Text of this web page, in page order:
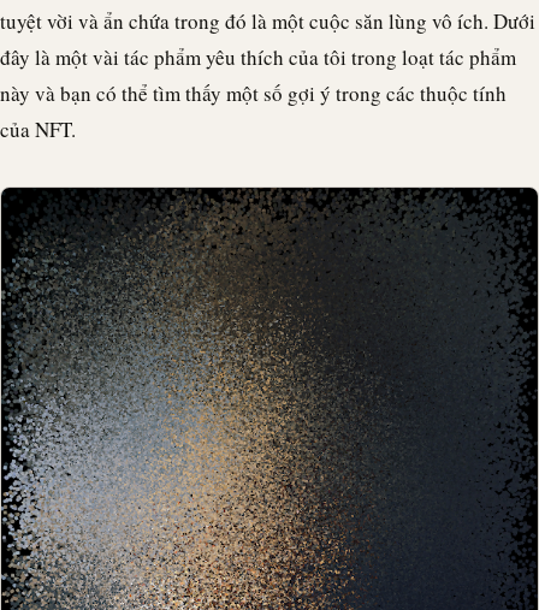
tuyệt vời và ẩn chứa trong đó là một cuộc săn lùng vô ích. Dưới
đây là một vài tác phẩm yêu thích của tôi trong loạt tác phẩm
này và bạn có thể tìm thấy một số gợi ý trong các thuộc tính
của NFT.